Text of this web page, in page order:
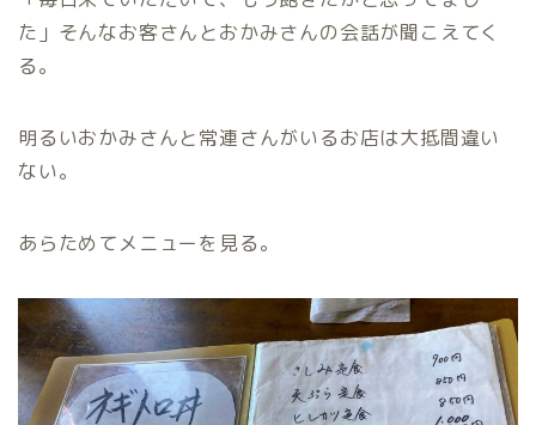
た」そんなお客さんとおかみさんの会話が聞こえてく
る。
明るいおかみさんと常連さんがいるお店は大抵間違い
ない。
あらためてメニューを見る。